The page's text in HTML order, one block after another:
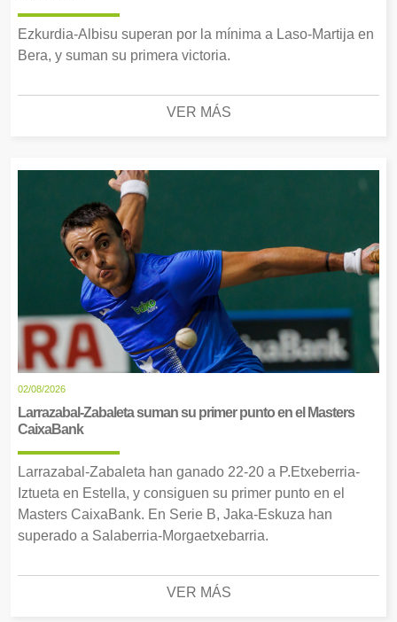
Ezkurdia-Albisu superan por la mínima a Laso-Martija en
Bera, y suman su primera victoria.
VER MÁS
02/08/2026
Larrazabal-Zabaleta suman su primer punto en el Masters
CaixaBank
Larrazabal-Zabaleta han ganado 22-20 a P.Etxeberria-
Iztueta en Estella, y consiguen su primer punto en el
Masters CaixaBank. En Serie B, Jaka-Eskuza han
superado a Salaberria-Morgaetxebarria.
VER MÁS